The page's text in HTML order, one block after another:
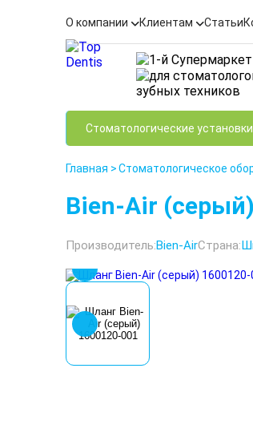
О компании Клиентам Статьи
Стоматологические установки
Главная >Стоматологическое
Bien-Air
Производитель:Bien-AirСтрана: